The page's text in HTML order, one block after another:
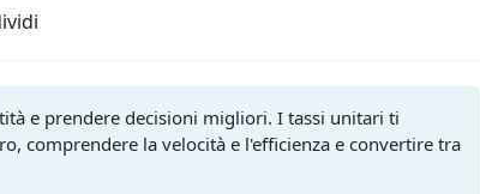
e prendere decisioni migliori. I tassi unitari ti
comprendere la velocità e l'efficienza e convertire tra